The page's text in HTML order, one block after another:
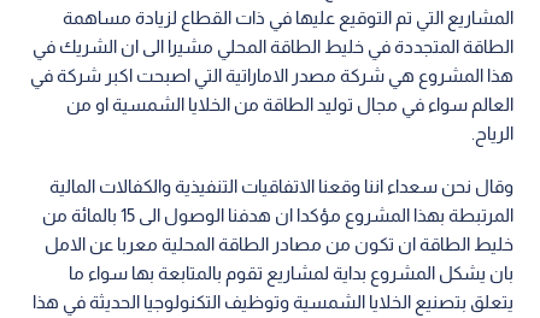
المشاريع التي تم التوقيع عليها في ذات القطاع لزيادة مساهمة
الطاقة المتجددة في خليط الطاقة المحلي مشيرا الى ان الشريك في
هذا المشروع هي شركة مصدر الاماراتية التي اصبحت اكبر شركة في
العالم سواء في مجال توليد الطاقة من الخلايا الشمسية او من
الرياح.
وقال نحن سعداء اننا وقعنا الاتفاقيات التنفيذية والكفالات المالية
المرتبطة بهذا المشروع مؤكدا ان هدفنا الوصول الى 15 بالمائة من
خليط الطاقة ان تكون من مصادر الطاقة المحلية معربا عن الامل
بان يشكل المشروع بداية لمشاريع تقوم بالمتابعة بها سواء ما
يتعلق بتصنيع الخلايا الشمسية وتوظيف التكنولوجيا الحديثة في هذا